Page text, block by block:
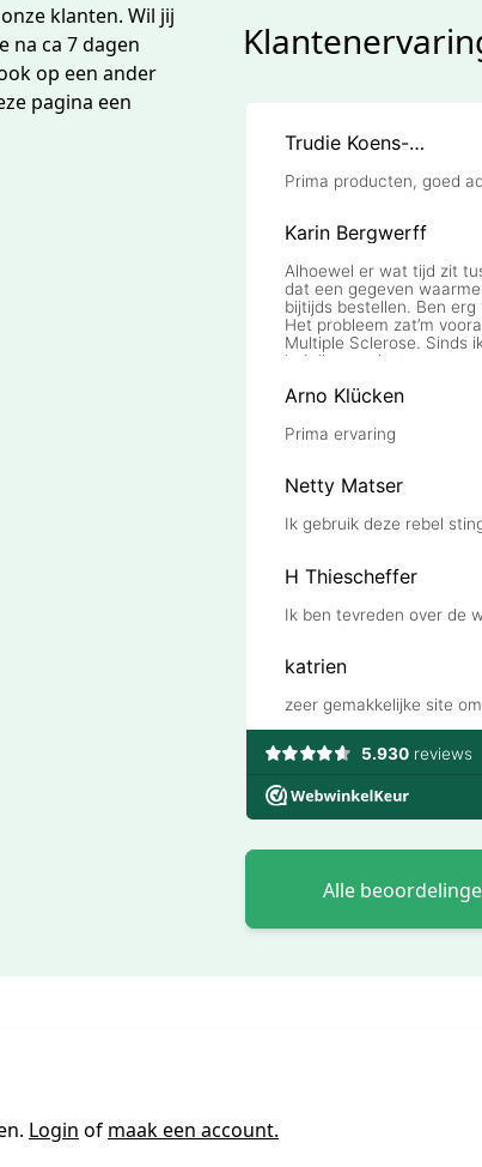
klanten. Wil jij
na ca 7 dagen
op een ander
pagina een
Alle
Login of maak een account.